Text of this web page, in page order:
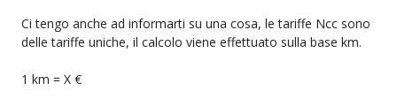
Ci tengo anche ad informarti su una cosa, le tariffe Ncc sono
delle tariffe uniche, il calcolo viene effettuato sulla base km.
1 km = X €